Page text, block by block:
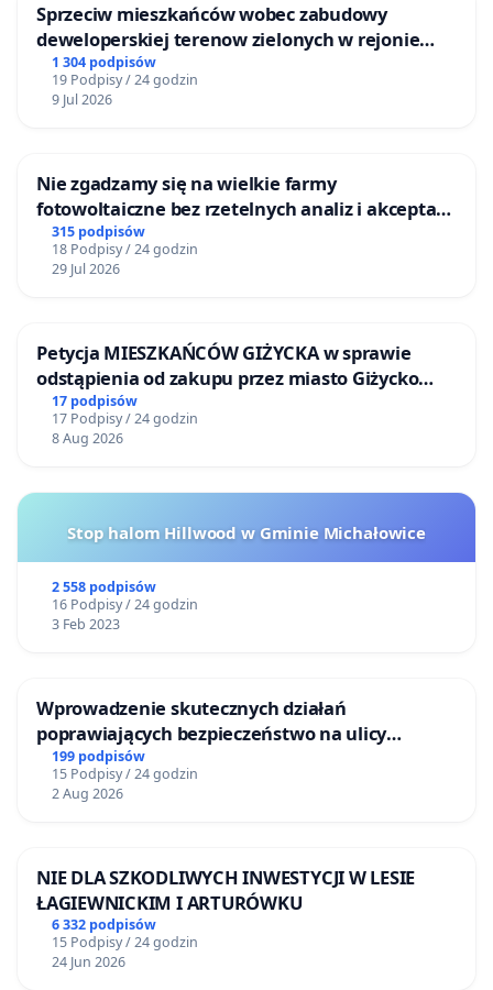
Sprzeciw mieszkańców wobec zabudowy
deweloperskiej terenow zielonych w rejonie
Bulwarów Straceńskich w Bielsku-Białej
1 304 podpisów
19 Podpisy / 24 godzin
9 Jul 2026
Nie zgadzamy się na wielkie farmy
fotowoltaiczne bez rzetelnych analiz i akceptacji
mieszkańców
315 podpisów
18 Podpisy / 24 godzin
29 Jul 2026
Petycja MIESZKAŃCÓW GIŻYCKA w sprawie
odstąpienia od zakupu przez miasto Giżycko
nieruchomości położonej nad jeziorem Niegocin
17 podpisów
17 Podpisy / 24 godzin
8 Aug 2026
Stop halom Hillwood w Gminie Michałowice
2 558 podpisów
16 Podpisy / 24 godzin
3 Feb 2023
Wprowadzenie skutecznych działań
poprawiających bezpieczeństwo na ulicy
Żeromskiego w Otwocku
199 podpisów
15 Podpisy / 24 godzin
2 Aug 2026
NIE DLA SZKODLIWYCH INWESTYCJI W LESIE
ŁAGIEWNICKIM I ARTURÓWKU
6 332 podpisów
15 Podpisy / 24 godzin
24 Jun 2026